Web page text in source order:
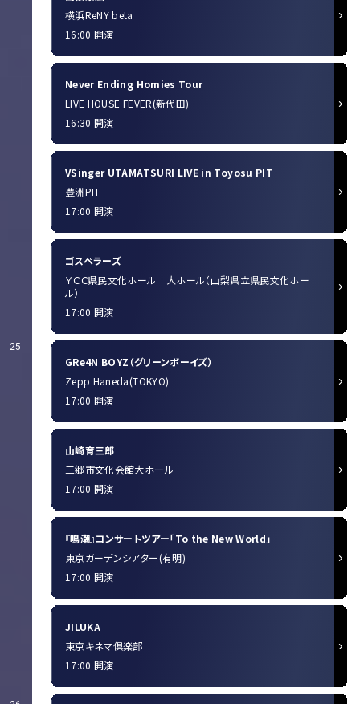
25
横浜ReNY beta
16:00 開演
Never Ending Homies Tour
LIVE HOUSE FEVER(新代田)
16:30 開演
VSinger UTAMATSURI LIVE in Toyosu PIT
豊洲PIT
17:00 開演
ゴスペラーズ
ＹＣＣ県民文化ホール 大ホール（山梨県立県民文化ホー
ル）
17:00 開演
GRe4N BOYZ（グリーンボーイズ）
Zepp Haneda(TOKYO)
17:00 開演
山崎育三郎
三郷市文化会館大ホール
17:00 開演
『鳴潮』コンサートツアー「To the New World」
東京ガーデンシアター(有明)
17:00 開演
JILUKA
東京キネマ倶楽部
17:00 開演